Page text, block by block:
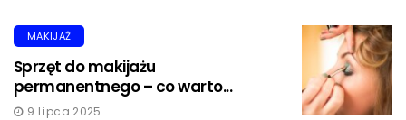
MAKIJAŻ
Sprzęt do makijażu
permanentnego – co warto...
9 Lipca 2025